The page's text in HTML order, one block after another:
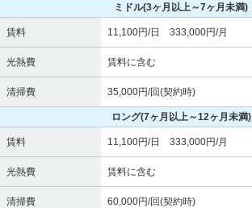
ミドル(3ヶ月以上～7ヶ月未満)
賃料 11,100円/日 333,000円/月
光熱費 賃料に含む
清掃費 35,000円/回(契約時)
ロング(7ヶ月以上～12ヶ月未満)
賃料 11,100円/日 333,000円/月
光熱費 賃料に含む
清掃費 60,000円/回(契約時)